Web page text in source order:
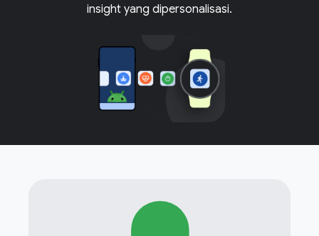
insight yang dipersonalisasi.